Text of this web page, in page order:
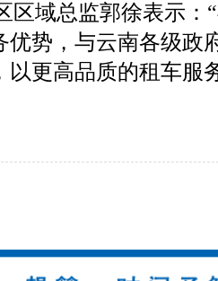
区域总监郭徐表示：
优势，与云南各级政
以更高品质的租车服